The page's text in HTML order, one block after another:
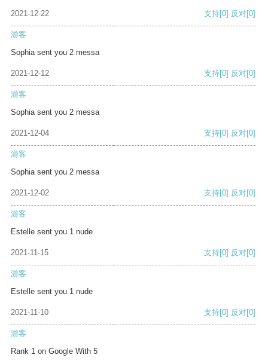
2021-12-22 支持[0] 反对[0]
游客
Sophia sent you 2 messa
2021-12-12 支持[0] 反对[0]
游客
Sophia sent you 2 messa
2021-12-04 支持[0] 反对[0]
游客
Sophia sent you 2 messa
2021-12-02 支持[0] 反对[0]
游客
Estelle sent you 1 nude
2021-11-15 支持[0] 反对[0]
游客
Estelle sent you 1 nude
2021-11-10 支持[0] 反对[0]
游客
Rank 1 on Google With 5